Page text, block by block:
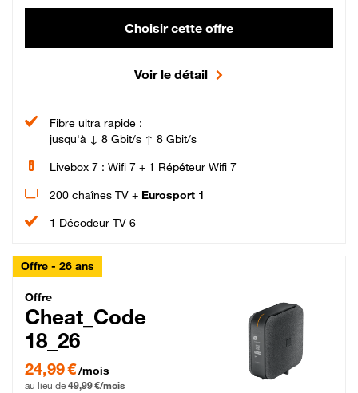
Choisir cette offre
Voir le détail
Fibre ultra rapide :
jusqu'à ↓ 8 Gbit/s ↑ 8 Gbit/s
Livebox 7 : Wifi 7 + 1 Répéteur Wifi 7
200 chaînes TV + Eurosport 1
1 Décodeur TV 6
Offre - 26 ans
Cheat_Code Fibre_18_26
Offre
Cheat_Code
18_26
24,99 € par mois pendant 0 mois puis 49,99 € par mois, Sans engagement
24,99 €/mois
au lieu de 49,99 €/mois